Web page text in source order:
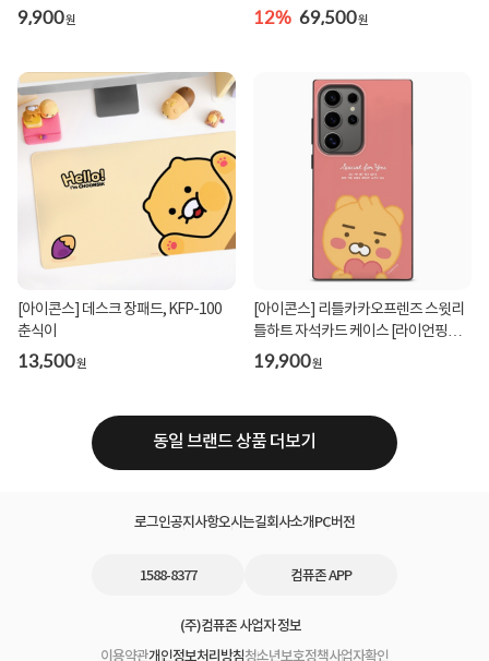
100C
9,900원
스 마우...
12% 69,500원
[아이콘스] 데스크 장패드, KFP-100
춘식이
13,500원
[아이콘스] 리틀카카오프렌즈 스윗리
틀하트 자석카드 케이스 [라이언핑크]
[갤럭시 S...
19,900원
동일 브랜드 상품 더보기
로그인공지사항오시는길회사소개PC버전
1588-8377 컴퓨존 APP
(주)컴퓨존 사업자 정보
이용약관개인정보처리방침청소년보호정책사업자확인